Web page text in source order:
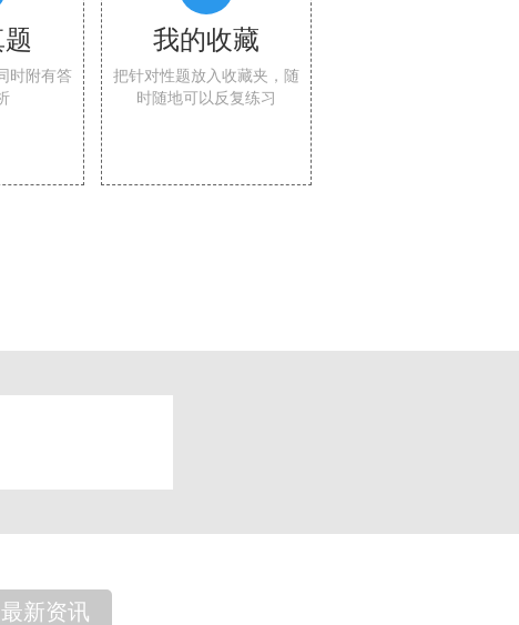
时附有答
我的收藏
把针对性题放入收藏夹，随
时随地可以反复练习
最新资讯